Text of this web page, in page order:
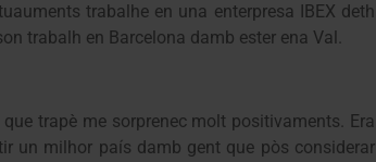
trabalhe en una enterpresa IBEX deth
trabalh en Barcelona damb ester ena Val.
trapè me sorprenec molt positivaments. Era
un milhor país damb gent que pòs considerar